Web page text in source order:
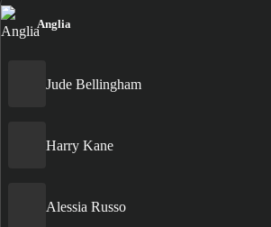
Anglia
Jude Bellingham
Harry Kane
Alessia Russo